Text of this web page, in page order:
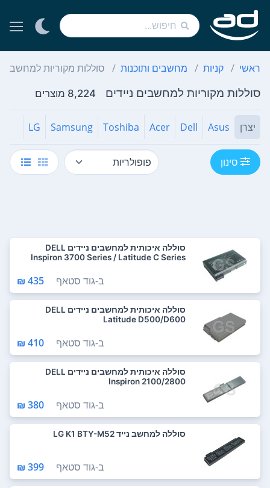
ראשי קניות מחשבים ותוכנות סוללות מקוריות למחשבים
סוללות מקוריות למחשבים ניידים 8,224 מוצרים
יצרן Asus
Dell
Acer
Toshiba
Samsung
LG
סינון
סוללה איכותית למחשבים ניידים DELL
Inspiron 3700 Series / Latitude C Series
ב-גוד סטאף 435 ₪
סוללה איכותית למחשבים ניידים DELL
Latitude D500/D600
ב-גוד סטאף 410 ₪
סוללה איכותית למחשבים ניידים DELL
Inspiron 2100/2800
ב-גוד סטאף 380 ₪
סוללה למחשב נייד LG K1 BTY-M52
ב-גוד סטאף 399 ₪